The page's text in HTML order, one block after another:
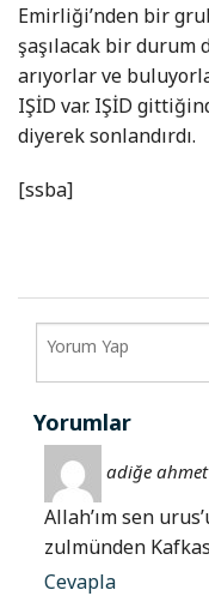
Emirliği’nden bir
şaşılacak bir durum
arıyorlar ve
IŞİD var. IŞİD
diyerek sonlandırdı.
[ssba]
Yorumlar
adiğe ahmet
Allah’ım sen
zulmünden
Cevapla